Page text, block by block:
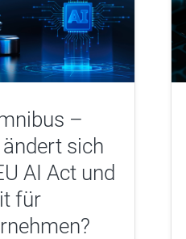
–
sich
AI Act und
für